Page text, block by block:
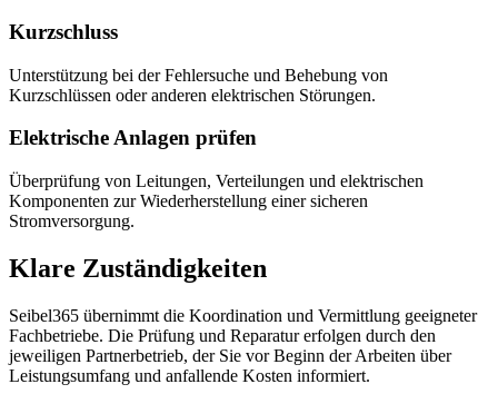
Kurzschluss
Unterstützung bei der Fehlersuche und Behebung von
Kurzschlüssen oder anderen elektrischen Störungen.
Elektrische Anlagen prüfen
Überprüfung von Leitungen, Verteilungen und elektrischen
Komponenten zur Wiederherstellung einer sicheren
Stromversorgung.
Klare Zuständigkeiten
Seibel365 übernimmt die Koordination und Vermittlung geeigneter
Fachbetriebe. Die Prüfung und Reparatur erfolgen durch den
jeweiligen Partnerbetrieb, der Sie vor Beginn der Arbeiten über
Leistungsumfang und anfallende Kosten informiert.